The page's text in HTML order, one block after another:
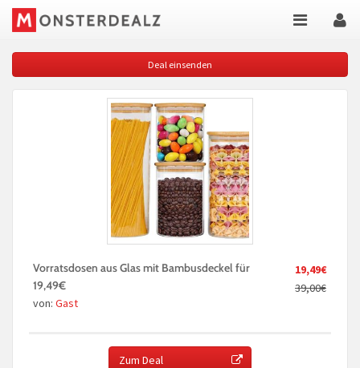
Deal einsenden
19,49€
39,00€
Vorratsdosen aus Glas mit Bambusdeckel für
19,49€
von: Gast
Zum Deal